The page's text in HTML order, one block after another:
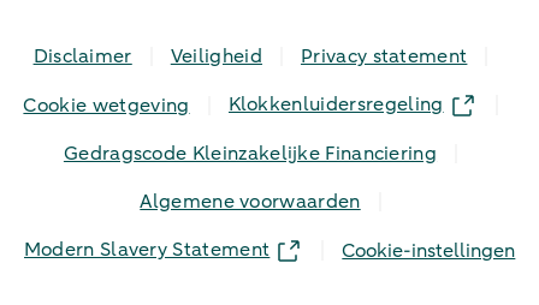
Disclaimer Veiligheid
Privacy statement
Cookie wetgeving
Klokkenluidersregeling
Gedragscode Kleinzakelijke Financiering
Algemene voorwaarden
Modern Slavery Statement
Cookie-instellingen